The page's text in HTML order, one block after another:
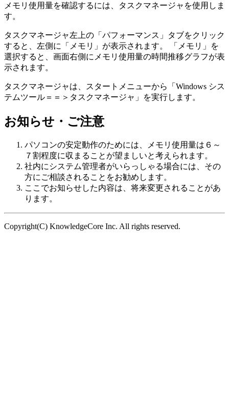
メモリ使用量を確認するには、タスクマネージャを使用しま
す。
タスクマネージャ左上の「パフォーマンス」タブをクリック
すると、左側に「メモリ」が表示されます。 「メモリ」を
選択すると、画面右側にメモリ使用量の時間推移グラフが表
示されます。
タスクマネージャは、スタートメニューから「Windows シス
テムツール＝＝＞タスクマネージャ」を実行します。
お知らせ・ご注意
パソコンの安定動作のためには、メモリ使用量は６～
７割程度に収まることが望ましいと考えられます。
社内にシステム管理者がいらっしゃる場合には、その
方にご相談されることをお勧めします。
ここでお知らせした内容は、将来変更されることがあ
ります。
Copyright(C) KnowledgeCore Inc. All rights reserved.